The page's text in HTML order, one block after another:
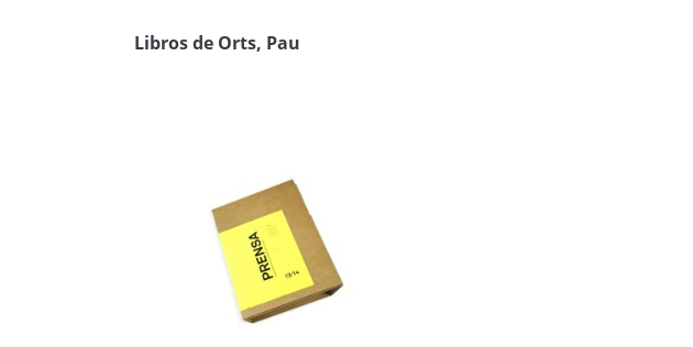
Libros de Orts, Pau